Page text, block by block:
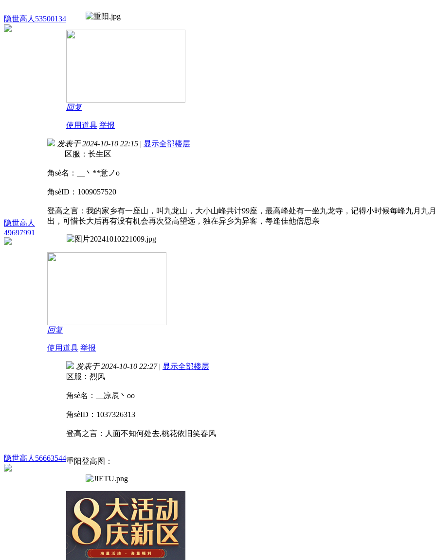
隐世高人53500134
回复
使用道具 举报
隐世高人
49697991
发表于 2024-10-10 22:15 | 显示全部楼层
区服：长生区
角sè名：__丶**意ノo
角sèID：1009057520
登高之言：我的家乡有一座山，叫九龙山，大小山峰共计99座，最高峰处有一坐九龙寺，记得小时候每峰九月九
出，可惜长大后再有没有机会再次登高望远，独在异乡为异客，每逢佳他倍思亲
回复
使用道具 举报
隐世高人56663544
发表于 2024-10-10 22:27 | 显示全部楼层
区服：烈风
角sè名：__凉辰丶oo
角sèID：1037326313
登高之言：人面不知何处去,桃花依旧笑春风
重阳登高图：